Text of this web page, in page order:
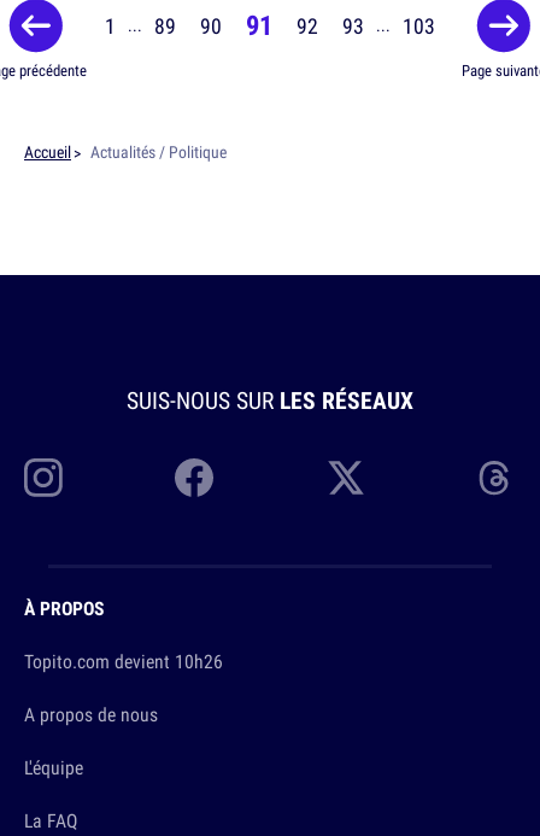
précédente
1 ... 89 90 91 92 93 ... 103
Page
Accueil Actualités / Politique
SUIS-NOUS SUR LES RÉSEAUX
À PROPOS
Topito.com devient 10h26
A propos de nous
L'équipe
La FAQ